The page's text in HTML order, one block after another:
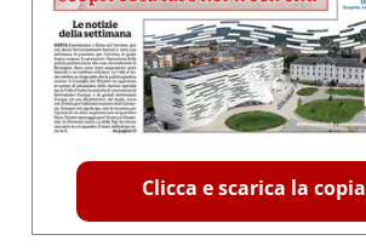
Clicca e scarica la copia